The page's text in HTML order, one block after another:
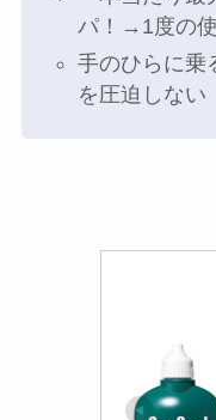
パ！→1度の
手のひらに乗
を圧迫しない